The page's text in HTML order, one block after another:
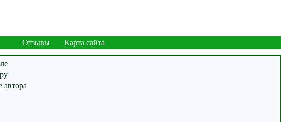
Отзывы
Карта сайта